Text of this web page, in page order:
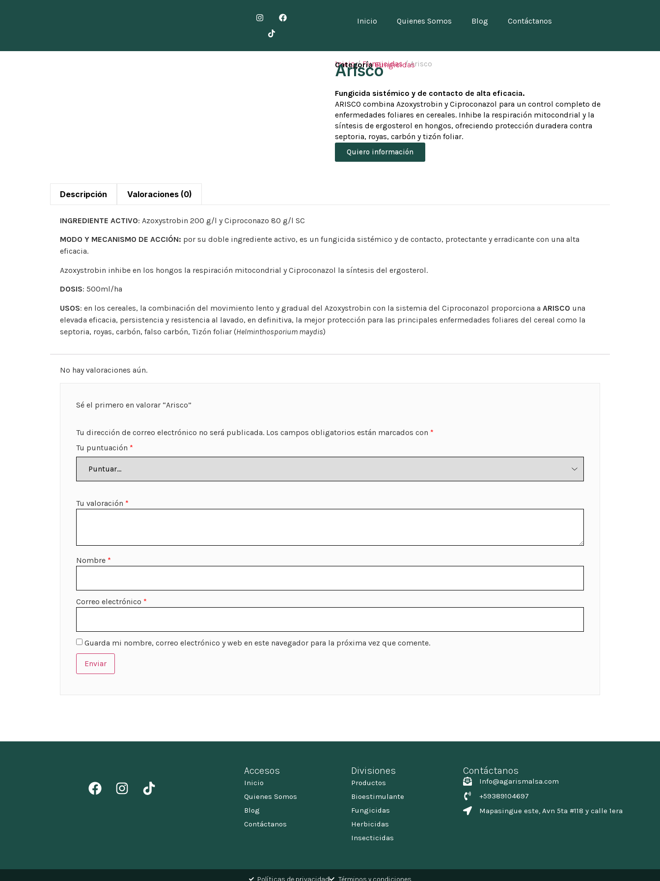
Inicio Quienes Somos Blog Contáctanos
Inicio/Fungicidas/ Arisco
Categoría Fungicidas
Arisco
Fungicida sistémico y de contacto de alta eficacia.
ARISCO combina Azoxystrobin y Ciproconazol para un control completo de
enfermedades foliares en cereales. Inhibe la respiración mitocondrial y la
síntesis de ergosterol en hongos, ofreciendo protección duradera contra
septoria, royas, carbón y tizón foliar.
Quiero información
Descripción Valoraciones (0)
INGREDIENTE ACTIVO: Azoxystrobin 200 g/l y Ciproconazo 80 g/l SC
MODO Y MECANISMO DE ACCIÓN: por su doble ingrediente activo, es un fungicida sistémico y de contacto, protectante y erradicante con una alta
eficacia.
Azoxystrobin inhibe en los hongos la respiración mitocondrial y Ciproconazol la síntesis del ergosterol.
DOSIS: 500ml/ha
USOS: en los cereales, la combinación del movimiento lento y gradual del Azoxystrobin con la sistemia del Ciproconazol proporciona a ARISCO una
elevada eficacia, persistencia y resistencia al lavado, en definitiva, la mejor protección para las principales enfermedades foliares del cereal como la
septoria, royas, carbón, falso carbón, Tizón foliar (Helminthosporium maydis)
No hay valoraciones aún.
Sé el primero en valorar “Arisco”
Tu dirección de correo electrónico no será publicada. Los campos obligatorios están marcados con *
Tu puntuación *
Tu valoración *
Nombre *
Correo electrónico *
Guarda mi nombre, correo electrónico y web en este navegador para la próxima vez que comente.
Accesos
Inicio
Quienes Somos
Blog
Contáctanos
Divisiones
Productos
Bioestimulante
Fungicidas
Herbicidas
Insecticidas
Contáctanos
Info@agarismalsa.com
+59389104697
Mapasingue este, Avn 5ta #118 y calle 1era
Políticas de privacidad Términos y condiciones